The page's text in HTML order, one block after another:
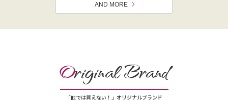
AND MORE
Original Brand
「他では買えない！」オリジナルブランド